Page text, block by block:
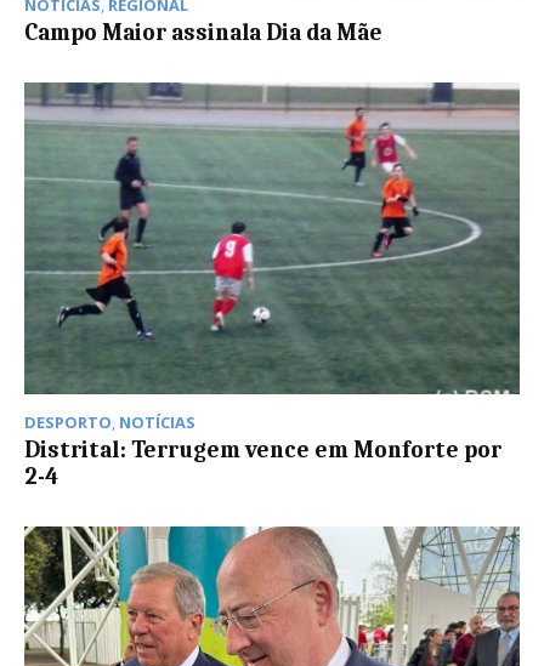
NOTÍCIAS, REGIONAL
Campo Maior assinala Dia da Mãe
DESPORTO, NOTÍCIAS
Distrital: Terrugem vence em Monforte por
2-4